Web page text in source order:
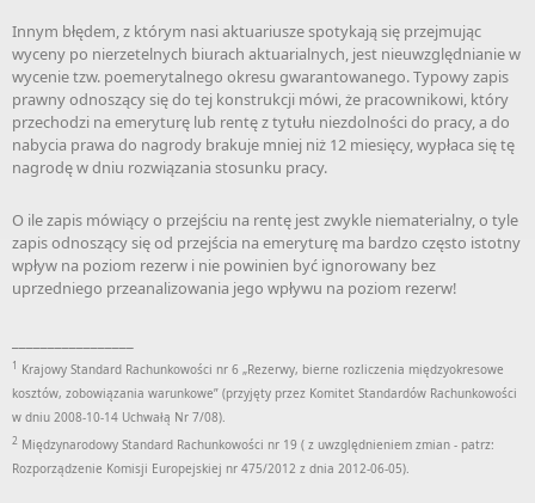
Innym błędem, z którym nasi aktuariusze spotykają się przejmując
wyceny po nierzetelnych biurach aktuarialnych, jest nieuwzględnianie w
wycenie tzw. poemerytalnego okresu gwarantowanego. Typowy zapis
prawny odnoszący się do tej konstrukcji mówi, że pracownikowi, który
przechodzi na emeryturę lub rentę z tytułu niezdolności do pracy, a do
nabycia prawa do nagrody brakuje mniej niż 12 miesięcy, wypłaca się tę
nagrodę w dniu rozwiązania stosunku pracy.
O ile zapis mówiący o przejściu na rentę jest zwykle niematerialny, o tyle
zapis odnoszący się od przejścia na emeryturę ma bardzo często istotny
wpływ na poziom rezerw i nie powinien być ignorowany bez
uprzedniego przeanalizowania jego wpływu na poziom rezerw!
1 Krajowy Standard Rachunkowości nr 6 „Rezerwy, bierne rozliczenia międzyokresowe
kosztów, zobowiązania warunkowe” (przyjęty przez Komitet Standardów Rachunkowości
w dniu 2008-10-14 Uchwałą Nr 7/08).
2 Międzynarodowy Standard Rachunkowości nr 19 ( z uwzględnieniem zmian - patrz:
Rozporządzenie Komisji Europejskiej nr 475/2012 z dnia 2012-06-05).